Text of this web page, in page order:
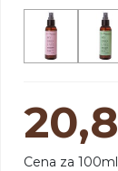
Cena za